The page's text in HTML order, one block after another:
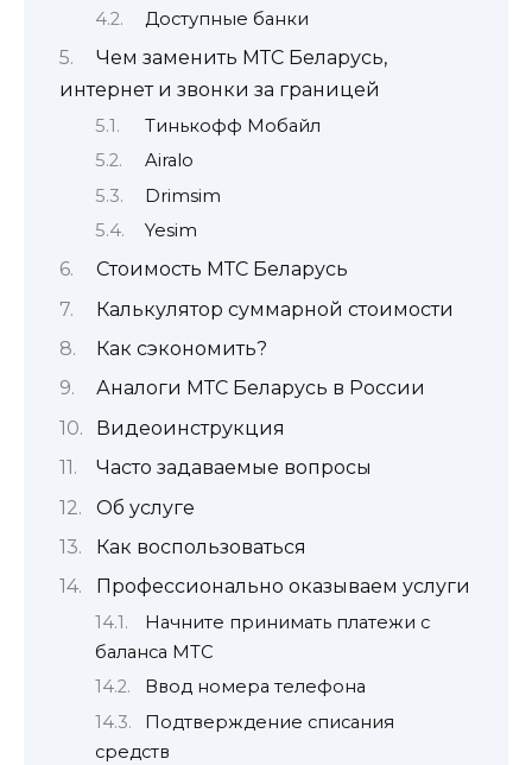
Доступные банки
Чем заменить МТС Беларусь,
интернет и звонки за границей
Тинькофф Мобайл
Airalo
Drimsim
Yesim
Cтоимость МТС Беларусь
Калькулятор суммарной стоимости
Как сэкономить?
Аналоги МТС Беларусь в России
Видеоинструкция
Часто задаваемые вопросы
Об услуге
Как воспользоваться
Профессионально оказываем услуги
Начните принимать платежи с
баланса МТС
Ввод номера телефона
Подтверждение списания
средств